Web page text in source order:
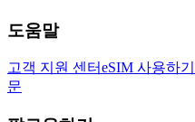
도움말
고객 지원 센터eSIM 사용하기
문